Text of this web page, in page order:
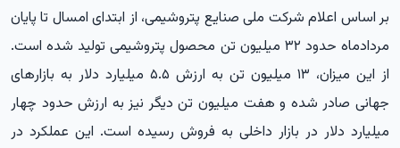
بر اساس اعلام شرکت ملی صنایع پتروشیمی، از ابتدای امسال تا پایان
مردادماه حدود ۳۲ میلیون تن محصول پتروشیمی تولید شده است.
از این میزان، ۱۳ میلیون تن به ارزش ۵.۵ میلیارد دلار به بازارهای
جهانی صادر شده و هفت میلیون تن دیگر نیز به ارزش حدود چهار
میلیارد دلار در بازار داخلی به فروش رسیده است. این عملکرد در